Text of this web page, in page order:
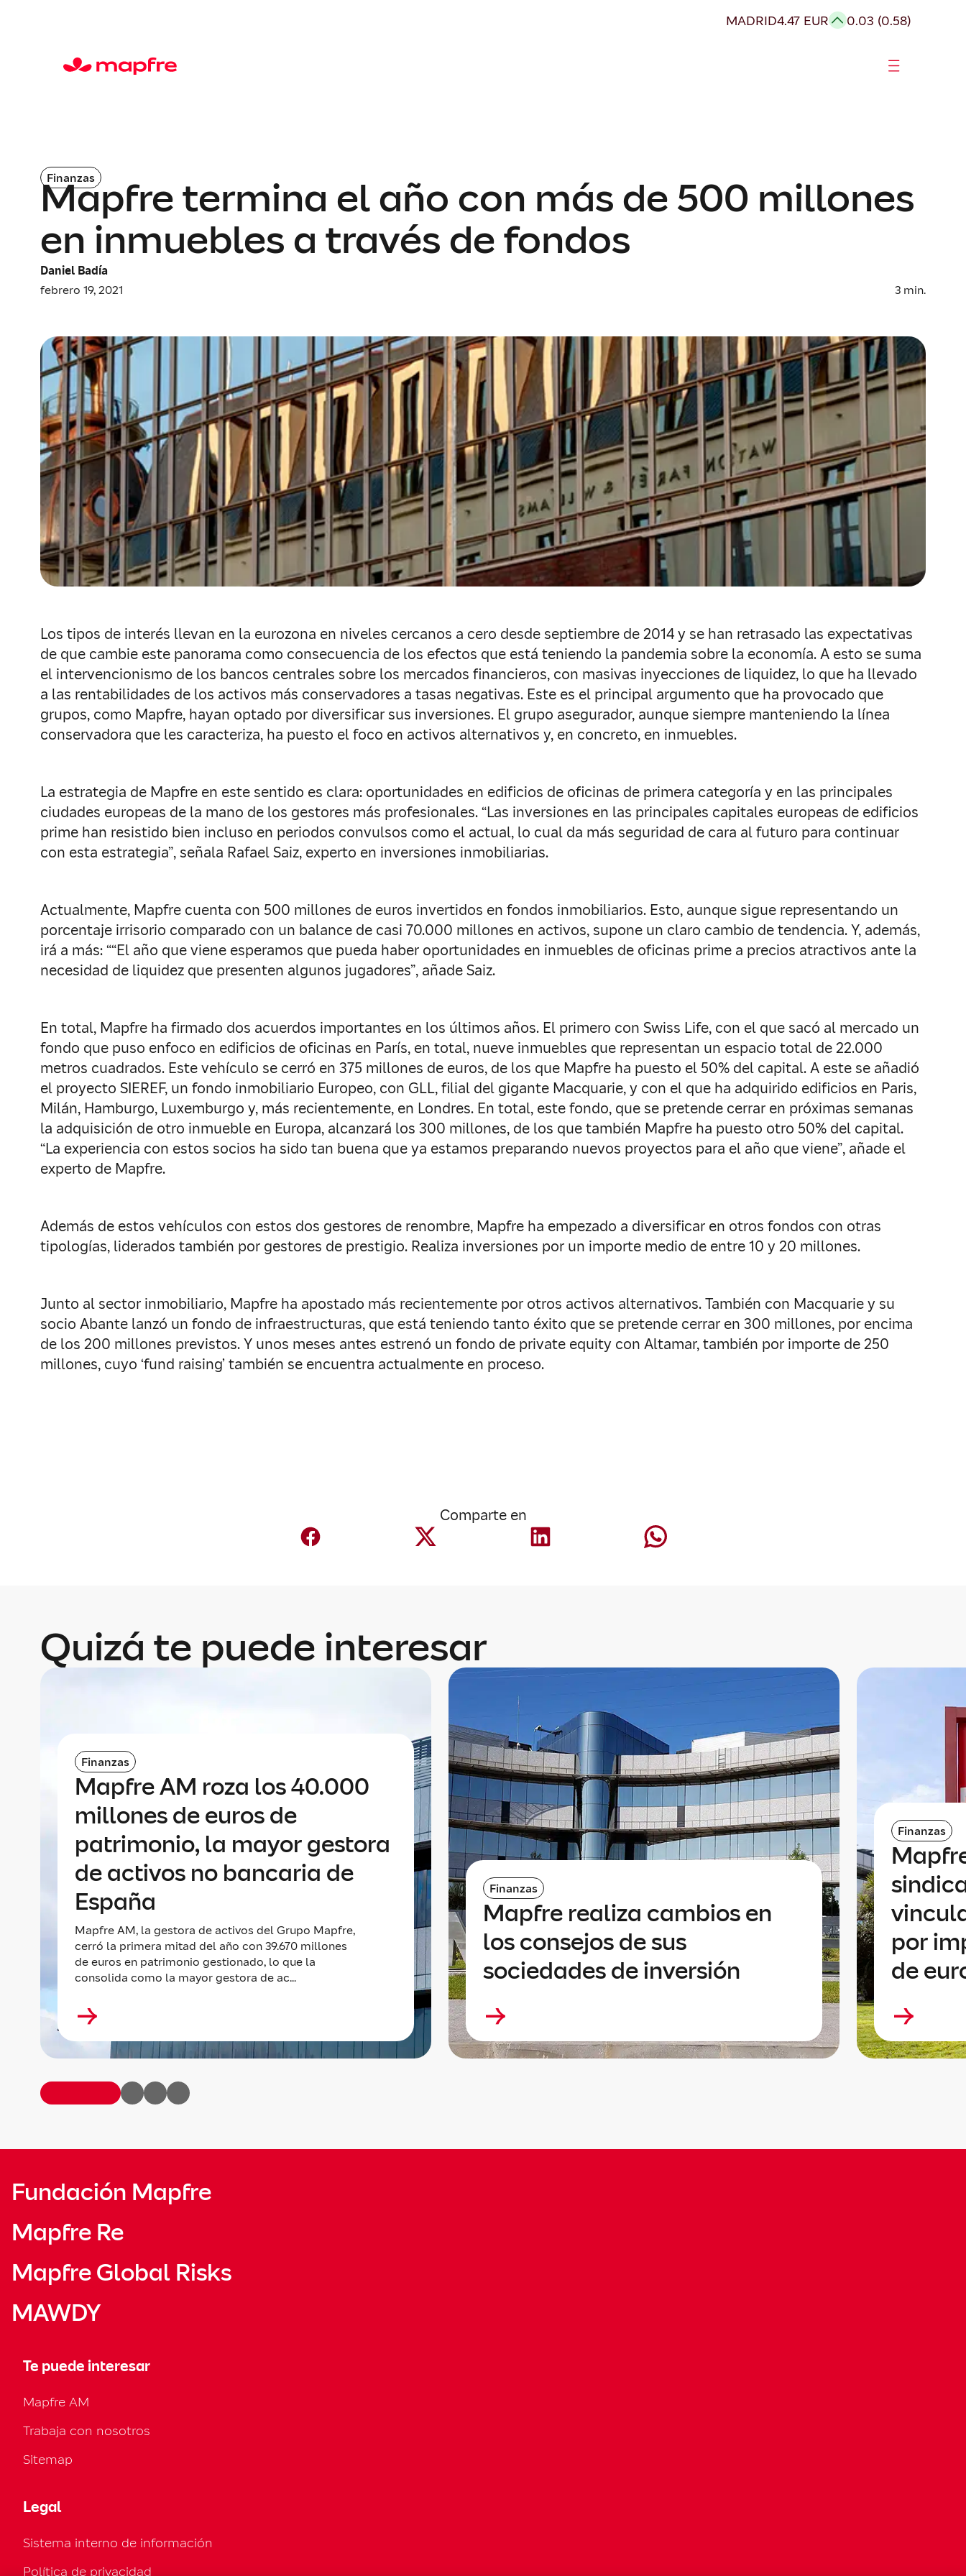
MADRID4.47 EUR 0.03 (0.58)
Finanzas
Mapfre termina el año con más de 500 millones
en inmuebles a través de fondos
Daniel Badía
febrero 19, 2021
3 min.
Los tipos de interés llevan en la eurozona en niveles cercanos a cero desde septiembre de 2014 y se han retrasado las expectativas
de que cambie este panorama como consecuencia de los efectos que está teniendo la pandemia sobre la economía. A esto se suma
el intervencionismo de los bancos centrales sobre los mercados financieros, con masivas inyecciones de liquidez, lo que ha llevado
a las rentabilidades de los activos más conservadores a tasas negativas. Este es el principal argumento que ha provocado que
grupos, como Mapfre, hayan optado por diversificar sus inversiones. El grupo asegurador, aunque siempre manteniendo la línea
conservadora que les caracteriza, ha puesto el foco en activos alternativos y, en concreto, en inmuebles.
La estrategia de Mapfre en este sentido es clara: oportunidades en edificios de oficinas de primera categoría y en las principales
ciudades europeas de la mano de los gestores más profesionales. “Las inversiones en las principales capitales europeas de edificios
prime han resistido bien incluso en periodos convulsos como el actual, lo cual da más seguridad de cara al futuro para continuar
con esta estrategia”, señala Rafael Saiz, experto en inversiones inmobiliarias.
Actualmente, Mapfre cuenta con 500 millones de euros invertidos en fondos inmobiliarios. Esto, aunque sigue representando un
porcentaje irrisorio comparado con un balance de casi 70.000 millones en activos, supone un claro cambio de tendencia. Y, además,
irá a más: ““El año que viene esperamos que pueda haber oportunidades en inmuebles de oficinas prime a precios atractivos ante la
necesidad de liquidez que presenten algunos jugadores”, añade Saiz.
En total, Mapfre ha firmado dos acuerdos importantes en los últimos años. El primero con Swiss Life, con el que sacó al mercado un
fondo que puso enfoco en edificios de oficinas en París, en total, nueve inmuebles que representan un espacio total de 22.000
metros cuadrados. Este vehículo se cerró en 375 millones de euros, de los que Mapfre ha puesto el 50% del capital. A este se añadió
el proyecto SIEREF, un fondo inmobiliario Europeo, con GLL, filial del gigante Macquarie, y con el que ha adquirido edificios en Paris,
Milán, Hamburgo, Luxemburgo y, más recientemente, en Londres. En total, este fondo, que se pretende cerrar en próximas semanas
la adquisición de otro inmueble en Europa, alcanzará los 300 millones, de los que también Mapfre ha puesto otro 50% del capital.
“La experiencia con estos socios ha sido tan buena que ya estamos preparando nuevos proyectos para el año que viene”, añade el
experto de Mapfre.
Además de estos vehículos con estos dos gestores de renombre, Mapfre ha empezado a diversificar en otros fondos con otras
tipologías, liderados también por gestores de prestigio. Realiza inversiones por un importe medio de entre 10 y 20 millones.
Junto al sector inmobiliario, Mapfre ha apostado más recientemente por otros activos alternativos. También con Macquarie y su
socio Abante lanzó un fondo de infraestructuras, que está teniendo tanto éxito que se pretende cerrar en 300 millones, por encima
de los 200 millones previstos. Y unos meses antes estrenó un fondo de private equity con Altamar, también por importe de 250
millones, cuyo ‘fund raising’ también se encuentra actualmente en proceso.
Comparte en
Quizá te puede interesar
Finanzas
Mapfre AM roza los 40.000
millones de euros de
patrimonio, la mayor gestora
de activos no bancaria de
España
Mapfre AM, la gestora de activos del Grupo Mapfre,
cerró la primera mitad del año con 39.670 millones
de euros en patrimonio gestionado, lo que la
consolida como la mayor gestora de ac...
Finanzas
Mapfre realiza cambios en
los consejos de sus
sociedades de inversión
Finanzas
por
de
Fundación Mapfre
Mapfre Re
Mapfre Global Risks
MAWDY
Te puede interesar
Mapfre AM
Trabaja con nosotros
Sitemap
Legal
Sistema interno de información
Política de privacidad